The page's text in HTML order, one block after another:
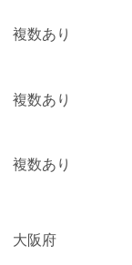
複数あり
複数あり
複数あり
大阪府